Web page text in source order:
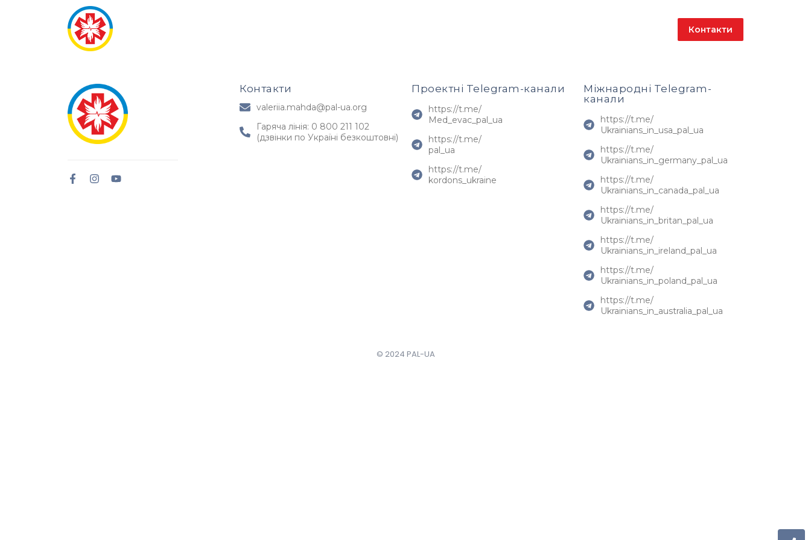
Контакти
Контакти
valeriia.mahda@pal-ua.org
Гаряча лінія: 0 800 211 102
(дзвінки по Україні безкоштовні)
Проектні Telegram-канали
https://t.me/
Med_evac_pal_ua
https://t.me/
pal_ua
https://t.me/
kordons_ukraine
Міжнародні Telegram-
канали
https://t.me/
Ukrainians_in_usa_pal_ua
https://t.me/
Ukrainians_in_germany_pal_ua
https://t.me/
Ukrainians_in_canada_pal_ua
https://t.me/
Ukrainians_in_britan_pal_ua
https://t.me/
Ukrainians_in_ireland_pal_ua
https://t.me/
Ukrainians_in_poland_pal_ua
https://t.me/
Ukrainians_in_australia_pal_ua
© 2024 PAL-UA